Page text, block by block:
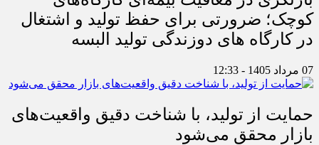
کوچک؛ ضرورتی برای حفظ تولید و اشتغال
در کارگاه های دوزندگی تولید البسه
07 مرداد 1405 - 12:33
حمایت از تولید، با شناخت دقیق واقعیت‌های
بازار محقق می‌شود